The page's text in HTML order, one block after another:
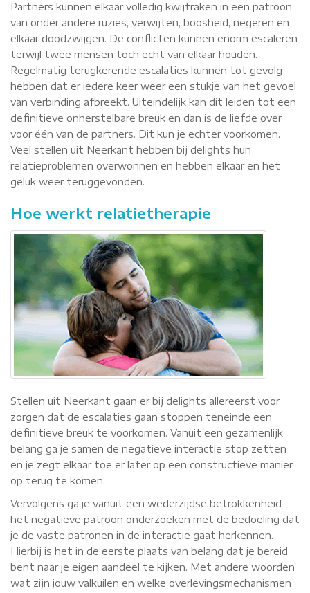
Partners kunnen elkaar volledig kwijtraken in een patroon
van onder andere ruzies, verwijten, boosheid, negeren en
elkaar doodzwijgen. De conflicten kunnen enorm escaleren
terwijl twee mensen toch echt van elkaar houden.
Regelmatig terugkerende escalaties kunnen tot gevolg
hebben dat er iedere keer weer een stukje van het gevoel
van verbinding afbreekt. Uiteindelijk kan dit leiden tot een
definitieve onherstelbare breuk en dan is de liefde over
voor één van de partners. Dit kun je echter voorkomen.
Veel stellen uit Neerkant hebben bij delights hun
relatieproblemen overwonnen en hebben elkaar en het
geluk weer teruggevonden.
Hoe werkt relatietherapie
Stellen uit Neerkant gaan er bij delights allereerst voor
zorgen dat de escalaties gaan stoppen teneinde een
definitieve breuk te voorkomen. Vanuit een gezamenlijk
belang ga je samen de negatieve interactie stop zetten
en je zegt elkaar toe er later op een constructieve manier
op terug te komen.
Vervolgens ga je vanuit een wederzijdse betrokkenheid
het negatieve patroon onderzoeken met de bedoeling dat
je de vaste patronen in de interactie gaat herkennen.
Hierbij is het in de eerste plaats van belang dat je bereid
bent naar je eigen aandeel te kijken. Met andere woorden
wat zijn jouw valkuilen en welke overlevingsmechanismen